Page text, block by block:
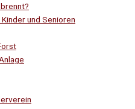
und Senioren